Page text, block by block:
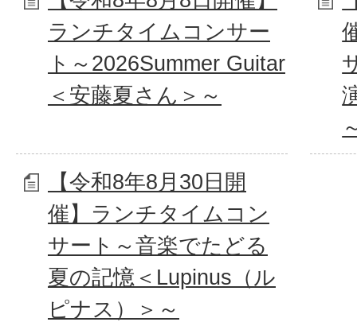
ランチタイムコンサー
ト～2026Summer Guitar
＜安藤夏さん＞～
【令和8年8月30日開
催】ランチタイムコン
サート～音楽でたどる
夏の記憶＜Lupinus（ル
ピナス）＞～